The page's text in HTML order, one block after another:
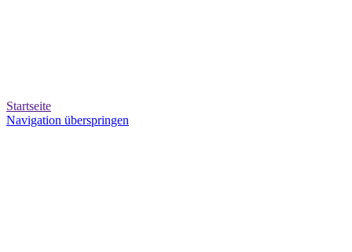
Startseite
Navigation überspringen